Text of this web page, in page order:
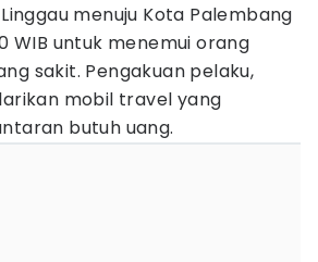
menuju Kota Palembang
WIB untuk menemui orang
sakit. Pengakuan pelaku,
mobil travel yang
butuh uang.